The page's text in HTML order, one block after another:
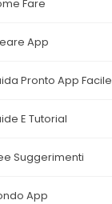
Fare
App
Pronto App Facile
E Tutorial
Suggerimenti
App